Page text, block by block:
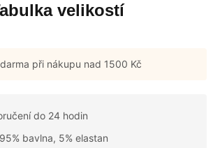
velikostí
při nákupu nad 1500 Kč
do 24 hodin
bavlna, 5% elastan